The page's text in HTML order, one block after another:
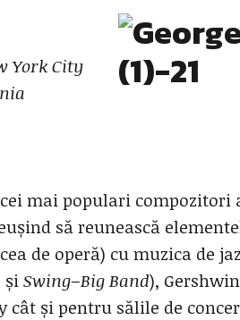
York City
mai populari
să reunească
de operă) cu muzica de
șiSwing–Big Band),
cât și pentru sălile de